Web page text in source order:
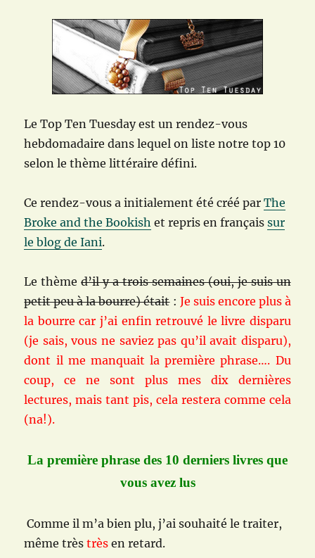
plus
de
pages
Le Top Ten Tuesday est un rendez-vous
hebdomadaire dans lequel on liste notre top 10
selon le thème littéraire défini.
Ce rendez-vous a initialement été créé parThe
Broke and the Bookish et repris en françaissur
le blog de Iani.
Le thèmed’il y a trois semaines (oui, je suis un
petit peu à la bourre) était: Je suis encore plus à
la bourre car j’ai enfin retrouvé le livre disparu
(je sais, vous ne saviez pas qu’il avait disparu),
dont il me manquait la première phrase…. Du
coup, ce ne sont plus mes dix dernières
lectures, mais tant pis, cela restera comme cela
(na!).
La première phrase des 10 derniers livres que
vous avez lus
Comme il m’a bien plu, j’ai souhaité le traiter,
même trèstrès en retard.